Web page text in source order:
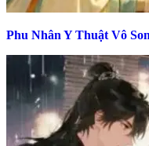
Phu Nhân Y Thuật Vô